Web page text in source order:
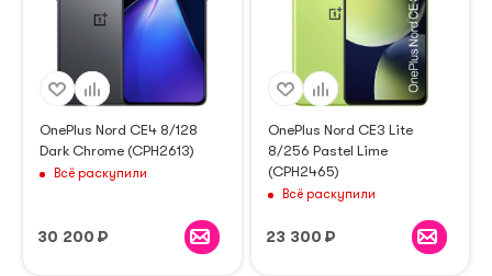
OnePlus Nord CE4 8/128
Dark Chrome (CPH2613)
Всё раскупили
30 200 ₽
OnePlus Nord CE3 Lite
8/256 Pastel Lime
(CPH2465)
Всё раскупили
23 300 ₽